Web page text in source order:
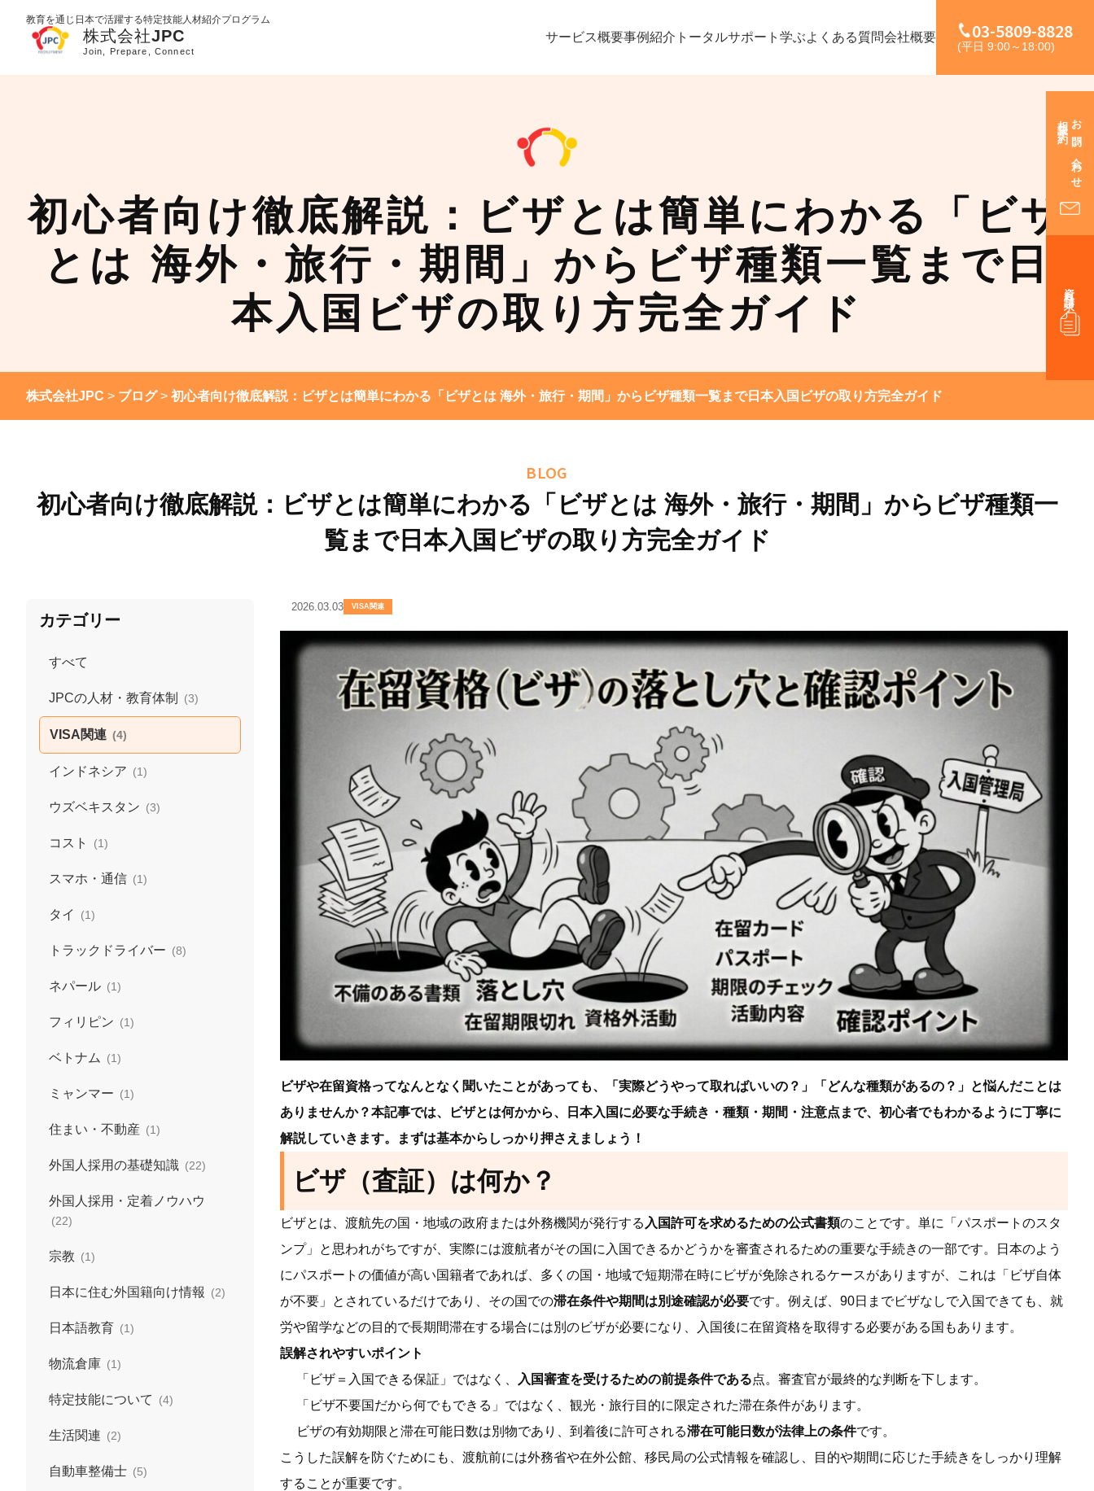
教育を通じ日本で活躍する特定技能人材紹介プログラム
サービス概要事例紹介 トータルサポート 学ぶよくある質問会社概要 03-5809-8828
(平日 9:00～18:00)
お問い合わせ
相談予約
資料請求
初心者向け徹底解説：ビザとは簡単にわかる「ビザ
とは 海外・旅行・期間」からビザ種類一覧まで日
本入国ビザの取り方完全ガイド
株式会社JPC > ブログ> 初心者向け徹底解説：ビザとは簡単にわかる「ビザとは 海外・旅行・期間」からビザ種類一覧まで日本入国ビザの取り方完全ガイド
BLOG
初心者向け徹底解説：ビザとは簡単にわかる「ビザとは 海外・旅行・期間」からビザ種類一
覧まで日本入国ビザの取り方完全ガイド
カテゴリー
すべて
JPCの人材・教育体制 (3)
VISA関連 (4)
インドネシア (1)
ウズベキスタン (3)
コスト (1)
スマホ・通信 (1)
タイ (1)
トラックドライバー (8)
ネパール (1)
フィリピン (1)
ベトナム (1)
ミャンマー (1)
住まい・不動産 (1)
外国人採用の基礎知識 (22)
外国人採用・定着ノウハウ
(22)
宗教 (1)
日本に住む外国籍向け情報 (2)
日本語教育 (1)
物流倉庫 (1)
特定技能について (4)
生活関連 (2)
自動車整備士 (5)
2026.03.03 VISA関連
ビザや在留資格ってなんとなく聞いたことがあっても、「実際どうやって取ればいいの？」「どんな種類があるの？」と悩んだことは
ありませんか？本記事では、ビザとは何かから、日本入国に必要な手続き・種類・期間・注意点まで、初心者でもわかるように丁寧に
解説していきます。まずは基本からしっかり押さえましょう！
ビザ（査証）は何か？
ビザとは、渡航先の国・地域の政府または外務機関が発行する 入国許可を求めるための公式書類のことです。単に「パスポートのスタ
ンプ」と思われがちですが、実際には渡航者がその国に入国できるかどうかを審査されるための重要な手続きの一部です。日本のよう
にパスポートの価値が高い国籍者であれば、多くの国・地域で短期滞在時にビザが免除されるケースがありますが、これは「ビザ自体
が不要」とされているだけであり、その国での滞在条件や期間は別途確認が必要です。例えば、90日までビザなしで入国できても、就
労や留学などの目的で長期間滞在する場合には別のビザが必要になり、入国後に在留資格を取得する必要がある国もあります。
誤解されやすいポイント
「ビザ＝入国できる保証」ではなく、
入国審査を受けるための前提条件である点。審査官が最終的な判断を下します。
「ビザ不要国だから何でもできる」ではなく、観光・旅行目的に限定された滞在条件があります。
ビザの有効期限と滞在可能日数は別物であり、到着後に許可される滞在可能日数が法律上の条件です。
こうした誤解を防ぐためにも、渡航前には外務省や在外公館、移民局の公式情報を確認し、目的や期間に応じた手続きをしっかり理解
することが重要です。